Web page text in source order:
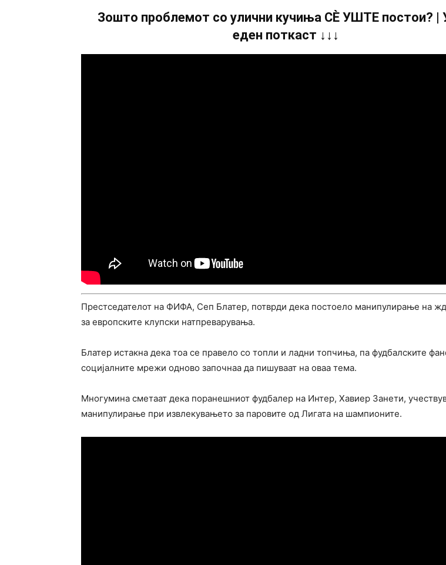
Зошто проблемот со улични кучиња СÈ УШТЕ постои? |
еден поткаст ↓↓↓
Престседателот на ФИФА, Сеп Блатер, потврди дека постоело манипулирање на
за европските клупски натпреварувања.
Блатер истакна дека тоа се правело со топли и ладни топчиња, па фудбалските
социјалните мрежи одново започнаа да пишуваат на оваа тема.
Многумина сметаат дека поранешниот фудбалер на Интер, Хавиер Занети,
манипулирање при извлекувањето за паровите од Лигата на шампионите.